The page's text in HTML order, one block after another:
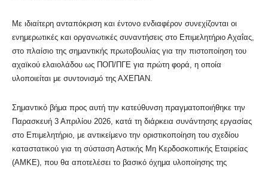
Με ιδιαίτερη ανταπόκριση και έντονο ενδιαφέρον συνεχίζονται οι
ενημερωτικές και οργανωτικές συναντήσεις στο Επιμελητήριο Αχαΐας,
στο πλαίσιο της σημαντικής πρωτοβουλίας για την πιστοποίηση του
αχαϊκού ελαιολάδου ως ΠΟΠ/ΠΓΕ για πρώτη φορά, η οποία
υλοποιείται με συντονισμό της ΑΧΕΠΑΝ.
Σημαντικό βήμα προς αυτή την κατεύθυνση πραγματοποιήθηκε την
Παρασκευή 3 Απριλίου 2026, κατά τη διάρκεια συνάντησης εργασίας
στο Επιμελητήριο, με αντικείμενο την οριστικοποίηση του σχεδίου
καταστατικού για τη σύσταση Αστικής Μη Κερδοσκοπικής Εταιρείας
(ΑΜΚΕ), που θα αποτελέσει το βασικό όχημα υλοποίησης της